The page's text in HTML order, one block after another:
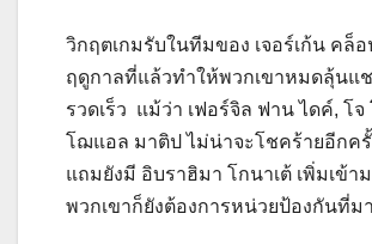
วิกฤตเกมรับในทีมของ เจอร์เก้น คล็อ
ฤดูกาลที่แล้วทำให้พวกเขาหมดลุ้นแ
รวดเร็ว แม้ว่า เฟอร์จิล ฟาน ไดค์, โจ
โฌแอล มาติป ไม่น่าจะโชคร้ายอีกค
แถมยังมี อิบราฮิมา โกนาเต้ เพิ่มเข้า
พวกเขาก็ยังต้องการหน่วยป้องกันที่ม